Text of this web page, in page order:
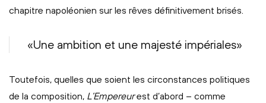
chapitre napoléonien sur les rêves définitivement brisés.
«Une ambition et une majesté impériales»
Toutefois, quelles que soient les circonstances politiques
de la composition, L’Empereurest d’abord – comme